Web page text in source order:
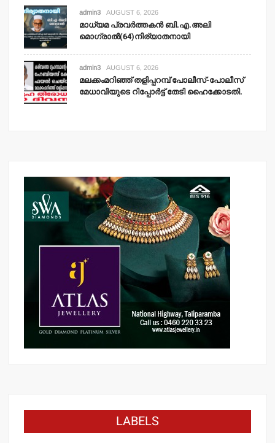
admin3 AUGUST 6, 2026
മാധ്യമ പ്രവര്‍ത്തകന്‍ ബി.എ.അലി
മൊഗ്രാല്‍(64)നിര്യാതനായി
admin3 AUGUST 6, 2026
മലക്കംമറിഞ്ഞ് തളിപ്പറമ്പ് പോലീസ്-പോലീസ്
മേധാവിയുടെ റിപ്പോര്‍ട്ട് തേടി ഹൈക്കോടതി.
LABELS